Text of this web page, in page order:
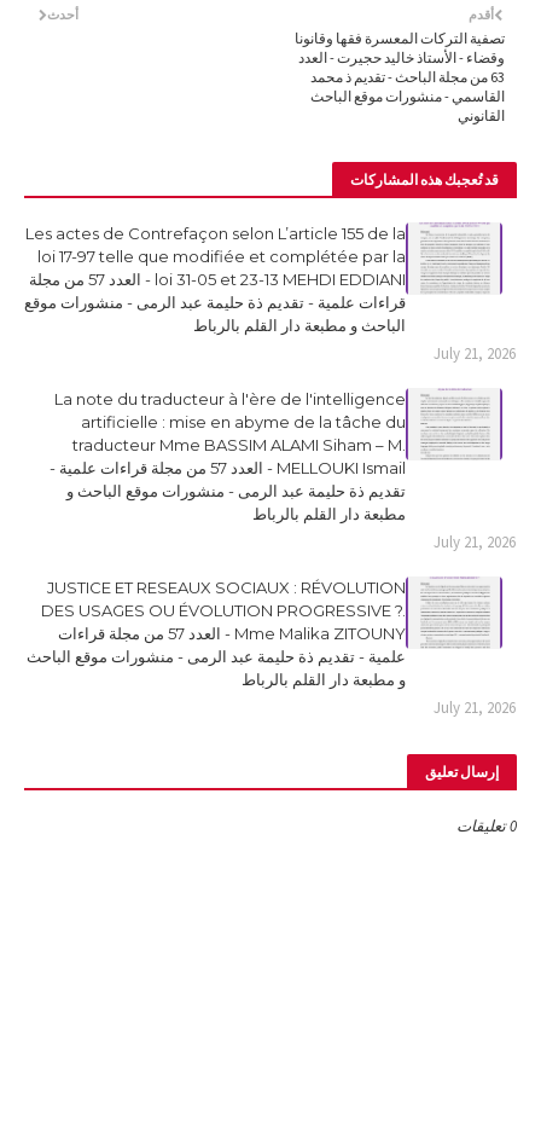
أحدث أقدم
تصفية التركات المعسرة فقها وقانونا
وقضاء - الأستاذ خاليد حجيرت - العدد
63 من مجلة الباحث - تقديم ذ محمد
القاسمي - منشورات موقع الباحث
القانوني
قد تُعجبك هذه المشاركات
Les actes de Contrefaçon selon L’article 155 de la
loi 17-97 telle que modifiée et complétée par la
loi 31-05 et 23-13 MEHDI EDDIANI - العدد 57 من مجلة
قراءات علمية - تقديم ذة حليمة عبد الرمى - منشورات موقع
الباحث و مطبعة دار القلم بالرباط
July 21, 2026
La note du traducteur à l'ère de l'intelligence
artificielle : mise en abyme de la tâche du
traducteur Mme BASSIM ALAMI Siham – M.
MELLOUKI Ismail - العدد 57 من مجلة قراءات علمية -
تقديم ذة حليمة عبد الرمى - منشورات موقع الباحث و
مطبعة دار القلم بالرباط
July 21, 2026
JUSTICE ET RESEAUX SOCIAUX : RÉVOLUTION
DES USAGES OU ÉVOLUTION PROGRESSIVE ?.
Mme Malika ZITOUNY - العدد 57 من مجلة قراءات
علمية - تقديم ذة حليمة عبد الرمى - منشورات موقع الباحث
و مطبعة دار القلم بالرباط
July 21, 2026
إرسال تعليق
0 تعليقات